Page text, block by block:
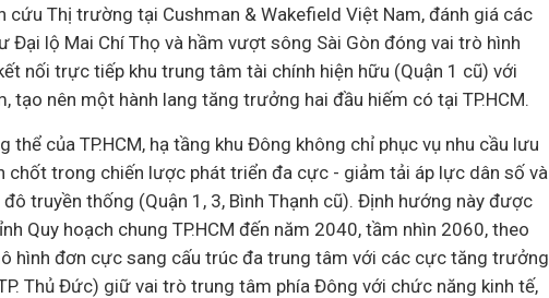
cứu Thị trường tại Cushman & Wakefield Việt Nam, đánh giá các
Đại lộ Mai Chí Thọ và hầm vượt sông Sài Gòn đóng vai trò hình
nối trực tiếp khu trung tâm tài chính hiện hữu (Quận 1 cũ) với
tạo nên một hành lang tăng trưởng hai đầu hiếm có tại TP.HCM.
của TP.HCM, hạ tầng khu Đông không chỉ phục vụ nhu cầu lưu
chốt trong chiến lược phát triển đa cực - giảm tải áp lực dân số và
truyền thống (Quận 1, 3, Bình Thạnh cũ). Định hướng này được
Quy hoạch chung TP.HCM đến năm 2040, tầm nhìn 2060, theo
hình đơn cực sang cấu trúc đa trung tâm với các cực tăng trưởng
Thủ Đức) giữ vai trò trung tâm phía Đông với chức năng kinh tế,